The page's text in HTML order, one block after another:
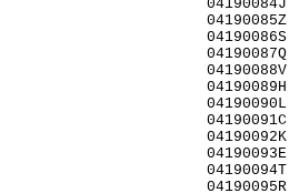
04190084J
04190085Z
04190086S
04190087Q
04190088V
04190089H
04190090L
04190091C
04190092K
04190093E
04190094T
04190095R